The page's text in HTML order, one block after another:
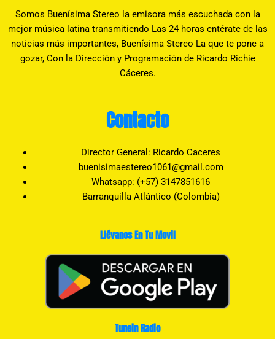
Somos Buenísima Stereo la emisora más escuchada con la
mejor música latina transmitiendo Las 24 horas entérate de las
noticias más importantes, Buenísima Stereo La que te pone a
gozar, Con la Dirección y Programación de Ricardo Richie
Cáceres.
Contacto
Director General: Ricardo Caceres
buenisimaestereo1061@gmail.com
Whatsapp: (+57) 3147851616
Barranquilla Atlántico (Colombia)
Llévanos En Tu Movil
Tunein Radio